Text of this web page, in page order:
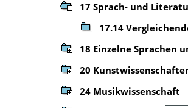
17 Sprach- und
17.14
18 Einzelne Sprachen
20
24 Musikwissenschaft